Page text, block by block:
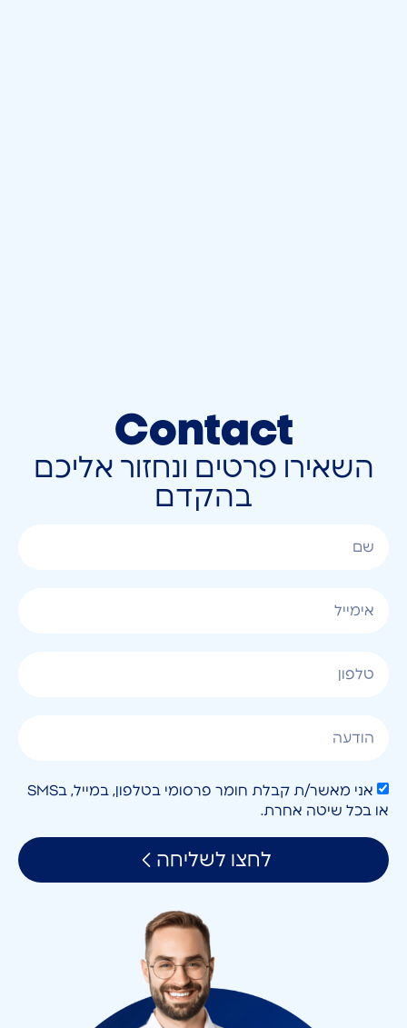
Contact
השאירו פרטים ונחזור אליכם
בהקדם
אני מאשר/ת קבלת חומר פרסומי בטלפון, במייל, בSMS
או בכל שיטה אחרת.
לחצו לשליחה